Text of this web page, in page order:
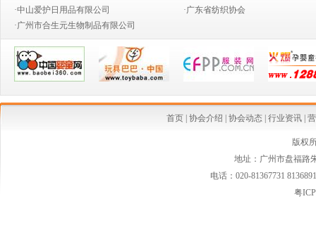
·创新童装营销模式,高效对接渠道资源
·2014婴童行业创新发展论坛
·从今生宝贝公司转型看婴童行业发展中的创新变革
·国家质检总局连夜发布新西兰可瑞康婴儿配方乳粉最新消费警示
·中山爱护日用品有限公司
·广东省纺织协会
·广州市合生元生物制品有限公司
首页 协会介绍 协会动态 行业资讯
版权
地址：广州市盘福路
电话：020-81367731
粤